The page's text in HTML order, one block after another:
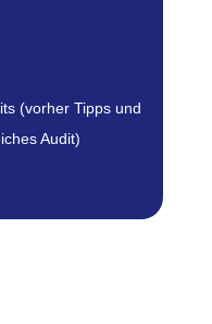
(vorher Tipps und
Audit)